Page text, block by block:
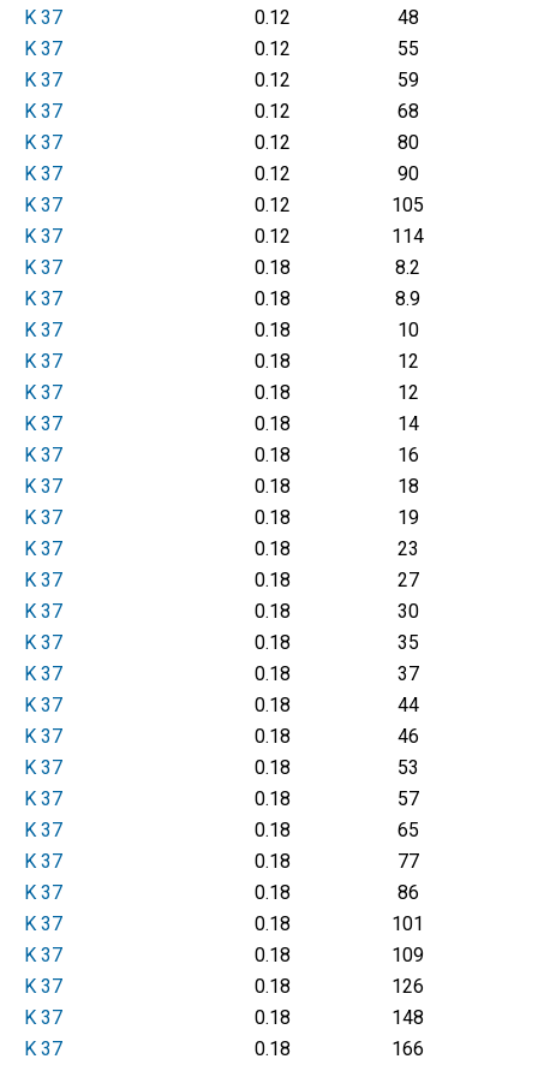
K 37 0.12
48
K 37
0.12
55
K 37
0.12
59
K 37
0.12
68
K 37
0.12
80
K 37
0.12
90
K 37
0.12
105
K 37
0.12
114
K 37
0.18 8.2
K 37
0.18 8.9
K 37
0.18 10
K 37
0.18 12
K 37
0.18 12
K 37
0.18 14
K 37
0.18 16
K 37
0.18
18
K 37
0.18
19
K 37
0.18
23
K 37
0.18
27
K 37
0.18
30
K 37
0.18
35
K 37
0.18
37
K 37
0.18
44
K 37
0.18
46
K 37
0.18
53
K 37
0.18
57
K 37
0.18
65
K 37
0.18
77
K 37
0.18
86
K 37
0.18
101
K 37
0.18
109
K 37
0.18
126
K 37
0.18
148
K 37
0.18
166